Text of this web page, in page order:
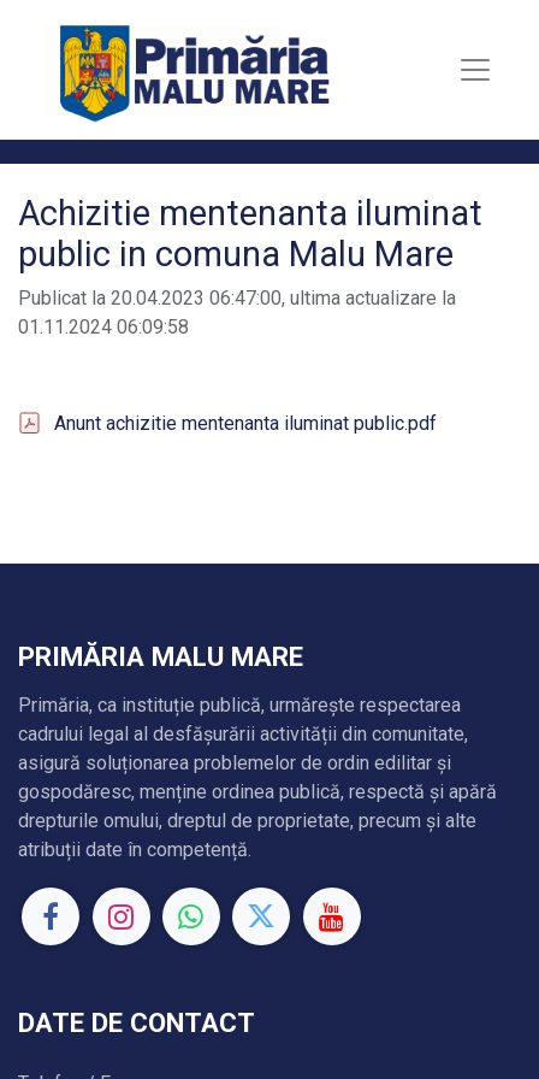
Achizitie mentenanta iluminat
public in comuna Malu Mare
Publicat la 20.04.2023 06:47:00, ultima actualizare la
01.11.2024 06:09:58
Anunt achizitie mentenanta iluminat public.pdf
PRIMĂRIA MALU MARE
Primăria, ca instituție publică, urmărește respectarea
cadrului legal al desfășurării activității din comunitate,
asigură soluționarea problemelor de ordin edilitar și
gospodăresc, menține ordinea publică, respectă și apără
drepturile omului, dreptul de proprietate, precum și alte
atribuții date în competență.
DATE DE CONTACT